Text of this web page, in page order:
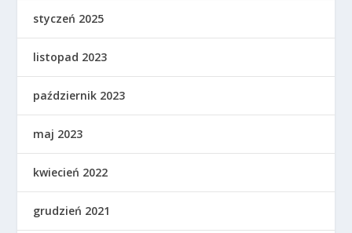
styczeń 2025
listopad 2023
październik 2023
maj 2023
kwiecień 2022
grudzień 2021